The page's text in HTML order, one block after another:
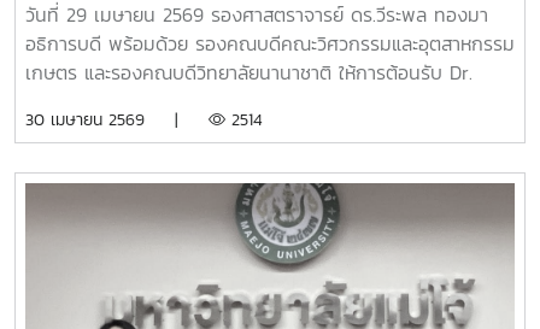
Base) ณ มหาวิทยาลัยแม่โจ้ จังหวัดเชียงใหม่
วันที่ 29 เมษายน 2569 รองศาสตราจารย์ ดร.วีระพล ทองมา
อธิการบดี พร้อมด้วย รองคณบดีคณะวิศวกรรมและอุตสาหกรรม
เกษตร และรองคณบดีวิทยาลัยนานาชาติ ให้การต้อนรับ Dr.
Chaoyang University of Technology ไต้หวัน ในโอกาสเยือน
การ International Talent Circulation Base (INTECT
Base) ณ มหาวิทยาลัยแม่โจ้ จังหวัดเชียงใหม่ ในโอกาสนี้ ได้
เยี่ยมชมห้องสำนักงาน อาคารช่วงเกษตรศิลป์ เพื่อใช้เป็น
สำนักงาน INTECT Base มหาวิทยาลัยแม่โจ้ พร้อมกับดูสถานที่
ศูนย์กีฬาทศมินทรบพิตร เพื่อใช้ในการจัดนิทรรศการการศึกษา
30 เมษายน 2569 | 2514